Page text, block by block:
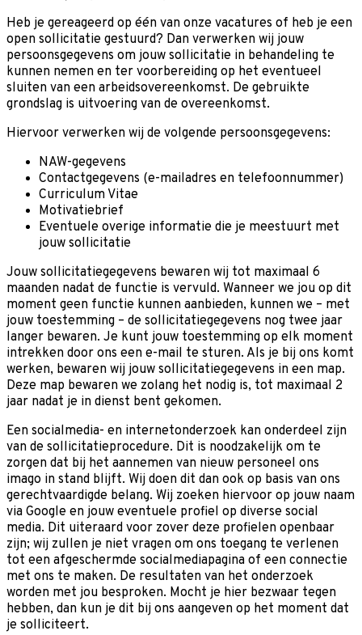
Heb je gereageerd op één van onze vacatures of heb je een
open sollicitatie gestuurd? Dan verwerken wij jouw
persoonsgegevens om jouw sollicitatie in behandeling te
kunnen nemen en ter voorbereiding op het eventueel
sluiten van een arbeidsovereenkomst. De gebruikte
grondslag is uitvoering van de overeenkomst.
Hiervoor verwerken wij de volgende persoonsgegevens:
NAW-gegevens
Contactgegevens (e-mailadres en telefoonnummer)
Curriculum Vitae
Motivatiebrief
Eventuele overige informatie die je meestuurt met
jouw sollicitatie
Jouw sollicitatiegegevens bewaren wij tot maximaal 6
maanden nadat de functie is vervuld. Wanneer we jou op dit
moment geen functie kunnen aanbieden, kunnen we – met
jouw toestemming – de sollicitatiegegevens nog twee jaar
langer bewaren. Je kunt jouw toestemming op elk moment
intrekken door ons een e-mail te sturen. Als je bij ons komt
werken, bewaren wij jouw sollicitatiegegevens in een map.
Deze map bewaren we zolang het nodig is, tot maximaal 2
jaar nadat je in dienst bent gekomen.
Een socialmedia- en internetonderzoek kan onderdeel zijn
van de sollicitatieprocedure. Dit is noodzakelijk om te
zorgen dat bij het aannemen van nieuw personeel ons
imago in stand blijft. Wij doen dit dan ook op basis van ons
gerechtvaardigde belang. Wij zoeken hiervoor op jouw naam
via Google en jouw eventuele profiel op diverse social
media. Dit uiteraard voor zover deze profielen openbaar
zijn; wij zullen je niet vragen om ons toegang te verlenen
tot een afgeschermde socialmediapagina of een connectie
met ons te maken. De resultaten van het onderzoek
worden met jou besproken. Mocht je hier bezwaar tegen
hebben, dan kun je dit bij ons aangeven op het moment dat
je solliciteert.